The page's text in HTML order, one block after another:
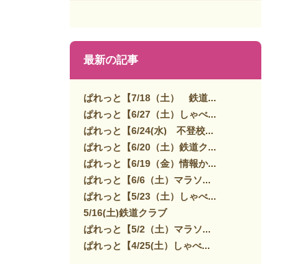
最新の記事
ぱれっと【7/18（土） 鉄道...
ぱれっと【6/27（土）しゃべ...
ぱれっと【6/24(水) 不登校...
ぱれっと【6/20（土）鉄道ク...
ぱれっと【6/19（金）情報か...
ぱれっと【6/6（土）マラソ...
ぱれっと【5/23（土）しゃべ...
5/16(土)鉄道クラブ
ぱれっと【5/2（土）マラソ...
ぱれっと【4/25(土）しゃべ...